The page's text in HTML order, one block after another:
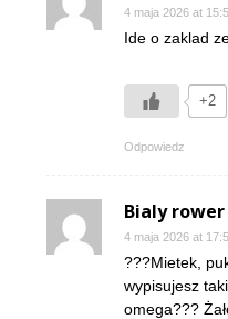
4 maja 2026 at
Ide o zaklad
+2
Odpowiedz
Bialy rower
4 maja 2026 at
???Mietek,
wypisujesz
omega???